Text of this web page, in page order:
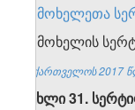
მოხელეთა
4. მოხელის
საქართველოს 2017
მუხლი 31.